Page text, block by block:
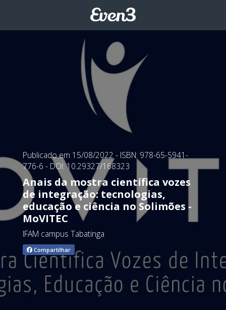
Publicado em 15/08/2022 - ISBN: 978-65-5941-
776-6 - DOI: 10.29327/168323
Anais da mostra científica vozes
de integração: tecnologias,
educação e ciência no Solimões -
MoVITEC
IFAM campus Tabatinga
Compartilhar